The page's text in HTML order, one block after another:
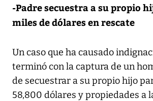
-Padre secuestra a su propio
miles de dólares en rescate
Un caso que ha causado
terminó con la captura de un
de secuestrar a su propio hijo
58,800 dólares y propiedades a